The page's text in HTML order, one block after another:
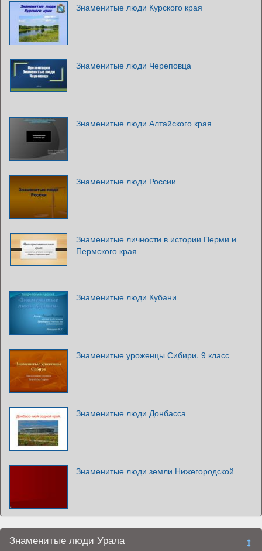
Знаменитые люди Курского края
Знаменитые люди Череповца
Знаменитые люди Алтайского края
Знаменитые люди России
Знаменитые личности в истории Перми и
Пермского края
Знаменитые люди Кубани
Знаменитые уроженцы Сибири. 9 класс
Знаменитые люди Донбасса
Знаменитые люди земли Нижегородской
Знаменитые люди Урала